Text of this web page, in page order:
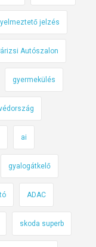
jelzés
Autószalon
gyermekülés
ai
gyalogátkelő
ADAC
skoda superb